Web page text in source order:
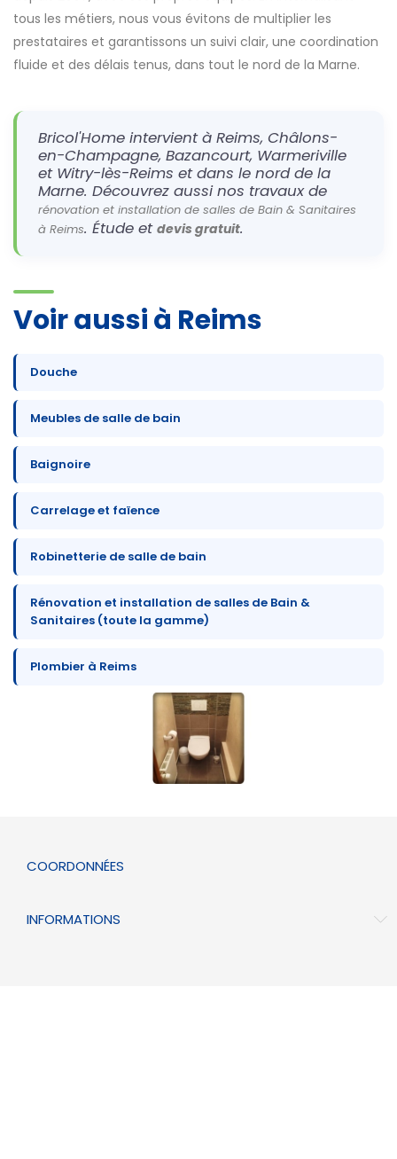
tous les métiers, nous vous évitons de multiplier les
prestataires et garantissons un suivi clair, une coordination
fluide et des délais tenus, dans tout le nord de la Marne.
Bricol'Home intervient à Reims, Châlons-
en-Champagne, Bazancourt, Warmeriville
et Witry-lès-Reims et dans le nord de la
Marne. Découvrez aussi nos travaux de
rénovation et installation de salles de Bain & Sanitaires
à Reims. Étude et devis gratuit.
Voir aussi à Reims
Douche
Meubles de salle de bain
Baignoire
Carrelage et faïence
Robinetterie de salle de bain
Rénovation et installation de salles de Bain &
Sanitaires (toute la gamme)
Plombier à Reims
COORDONNÉES
INFORMATIONS